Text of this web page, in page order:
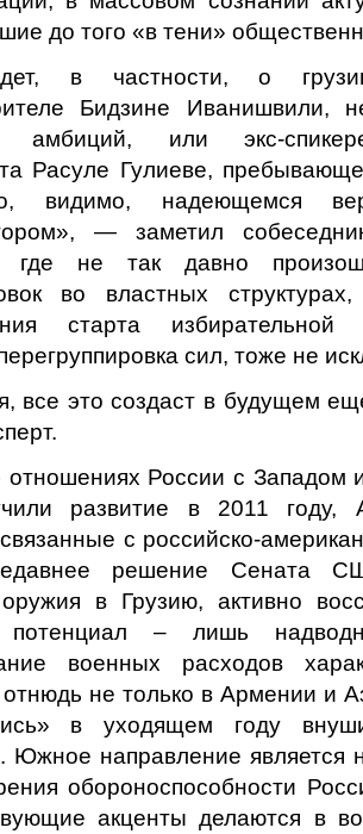
до того «в тени»
в частности, о
Бидзине Иванишвили,
амбиций, или экс-
Расуле Гулиеве,
видимо, надеющемся
— заметил
где не так давно
во властных
старта избирательной
сил, тоже не
все это создаст в будущем
отношениях России с Западом
развитие в 2011 году,
с российско-
решение Сената
оружия в Грузию, активно
потенциал – лишь
военных расходов
не только в Армении и
в уходящем году
Южное направление является
обороноспособности
акценты делаются в